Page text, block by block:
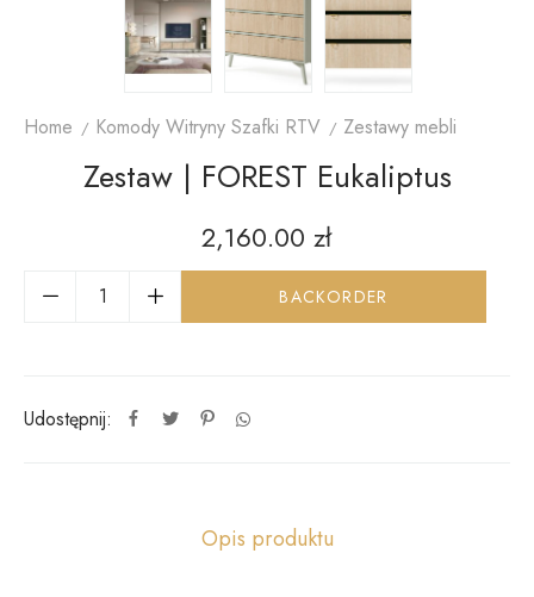
Home Komody Witryny Szafki RTV Zestawy mebli
Zestaw | FOREST Eukaliptus
2,160.00 zł
BACKORDER
Udostępnij:
Opis produktu